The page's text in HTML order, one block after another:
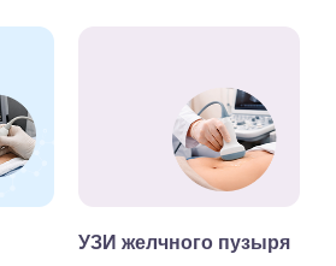
УЗИ желчного пузыря